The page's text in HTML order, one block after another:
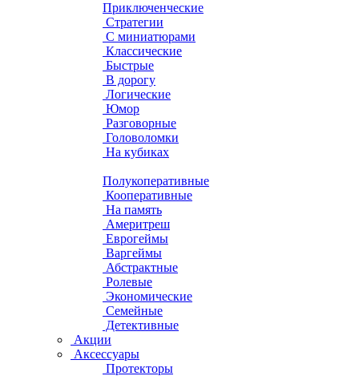
Приключенческие
Стратегии
С миниатюрами
Классические
Быстрые
В дорогу
Логические
Юмор
Разговорные
Головоломки
На кубиках
Полукоперативные
Кооперативные
На память
Америтреш
Еврогеймы
Варгеймы
Абстрактные
Ролевые
Экономические
Семейные
Детективные
Акции
Аксессуары
Протекторы